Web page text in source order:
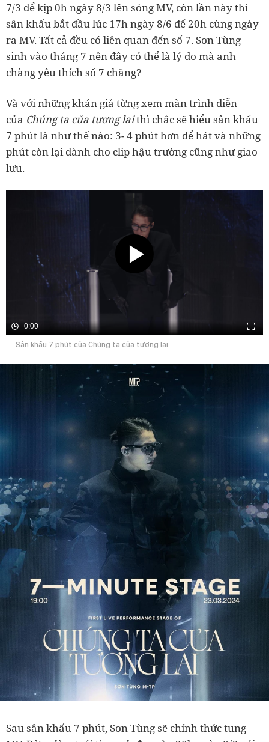
7/3 để kịp 0h ngày 8/3 lên sóng MV, còn lần này thì
sân khấu bắt đầu lúc 17h ngày 8/6 để 20h cùng ngày
ra MV. Tất cả đều có liên quan đến số 7. Sơn Tùng
sinh vào tháng 7 nên đây có thể là lý do mà anh
chàng yêu thích số 7 chăng?
Và với những khán giả từng xem màn trình diễn
của Chúng ta của tương laithì chắc sẽ hiểu sân khấu
7 phút là như thế nào: 3- 4 phút hơn để hát và những
phút còn lại dành cho clip hậu trường cũng như giao
lưu.
0:00
Sân khấu 7 phút của Chúng ta của tương lai
Sau sân khấu 7 phút, Sơn Tùng sẽ chính thức tung